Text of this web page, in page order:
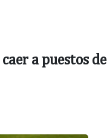
a puestos de